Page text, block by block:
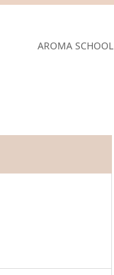
AROMA SCHOOL